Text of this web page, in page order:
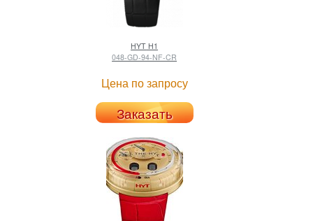
HYT H1
048-GD-94-NF-CR
Цена по запросу
Заказать